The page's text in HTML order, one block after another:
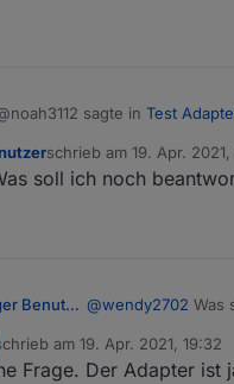
sagte in Test
Was kann ich jetzt noch
schrieb am 19. Apr.
zuletzt editiert von
soll ich noch
Ein ehemaliger Benutzer @wendy2702 Was
am 19. Apr. 2021, 19:32
editiert von
Frage. Der Adapter ist